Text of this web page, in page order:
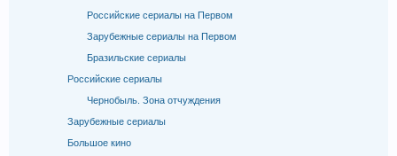
Российские сериалы на Первом
Зарубежные сериалы на Первом
Бразильские сериалы
Российские сериалы
Чернобыль. Зона отчуждения
Зарубежные сериалы
Большое кино